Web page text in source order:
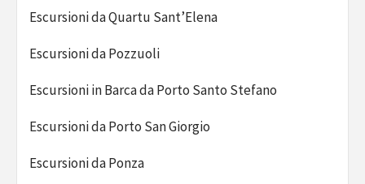
Escursioni da Quartu Sant’Elena
Escursioni da Pozzuoli
Escursioni in Barca da Porto Santo Stefano
Escursioni da Porto San Giorgio
Escursioni da Ponza